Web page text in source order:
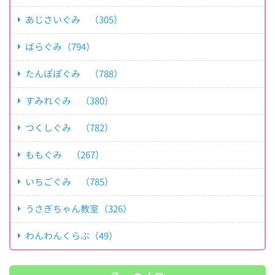
あじさいぐみ （305）
ばらぐみ（794）
たんぽぽぐみ （788）
すみれぐみ （380）
つくしぐみ （782）
ももぐみ （267）
いちごぐみ （785）
うさぎちゃん教室（326）
わんわんくらぶ（49）